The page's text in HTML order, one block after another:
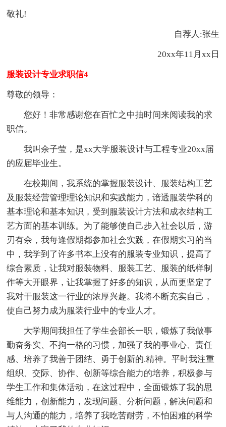
敬礼!
自荐人:张生
20xx年11月xx日
服装设计专业求职信4
尊敬的领导：
您好！非常感谢您在百忙之中抽时间来阅读我的求
职信。
我叫余子莹，是xx大学服装设计与工程专业20xx届
的应届毕业生。
在校期间，我系统的掌握服装设计、服装结构工艺
及服装经营管理理论知识和实践能力，谙透服装学科的
基本理论和基本知识，受到服装设计方法和成衣结构工
艺方面的基本训练。为了能够使自己步入社会以后，游
刃有余，我每逢假期都参加社会实践，在假期实习的当
中，我学到了许多书本上没有的服装专业知识，提高了
综合素质，让我对服装物料、服装工艺、服装的纸样制
作等大开眼界，让我掌握了好多的知识，从而更坚定了
我对干服装这一行业的浓厚兴趣。我将不断充实自己，
使自己努力成为服装行业中的专业人才。
大学期间我担任了学生会部长一职，锻炼了我做事
勤奋务实、不拘一格的习惯，加强了我的事业心、责任
感、培养了我善于团结、勇于创新的.精神。平时我注重
组织、交际、协作、创新等综合能力的培养，积极参与
学生工作和集体活动，在这过程中，全面锻炼了我的思
维能力，创新能力，发现问题、分析问题，解决问题和
与人沟通的能力，培养了我吃苦耐劳，不怕困难的科学